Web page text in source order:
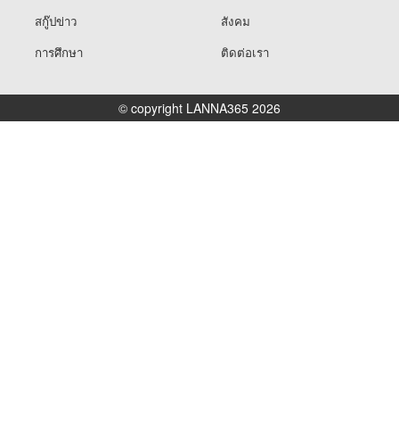
สกู๊ปข่าว
สังคม
การศึกษา
ติดต่อเรา
© copyright LANNA365 2026